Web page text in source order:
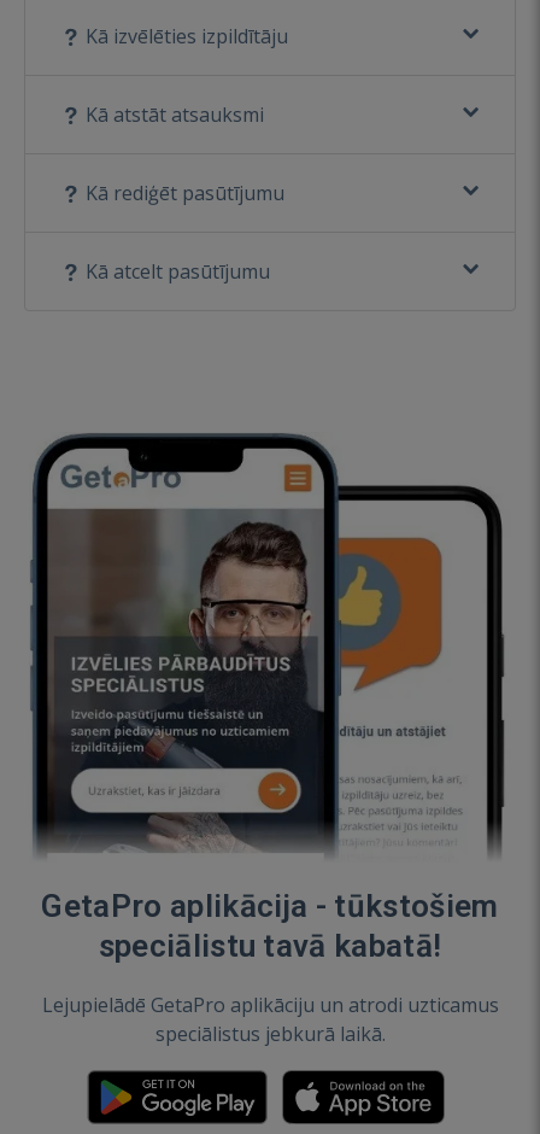
Kā izvēlēties izpildītāju
Kā atstāt atsauksmi
Kā rediģēt pasūtījumu
Kā atcelt pasūtījumu
GetaPro aplikācija - tūkstošiem
speciālistu tavā kabatā!
Lejupielādē GetaPro aplikāciju un atrodi uzticamus
speciālistus jebkurā laikā.